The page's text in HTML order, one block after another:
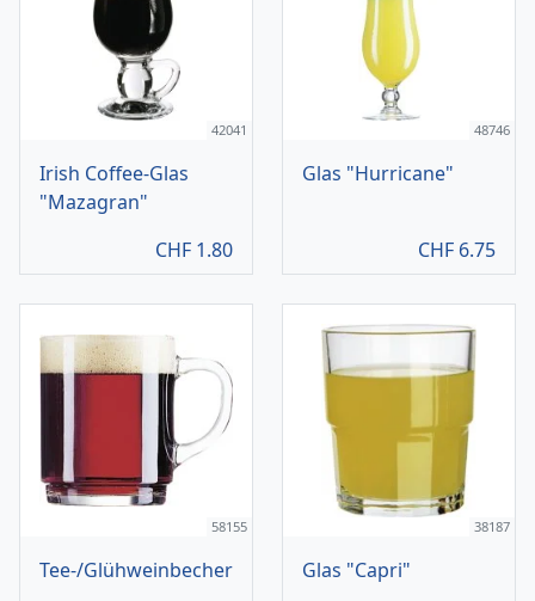
42041
Irish Coffee-Glas
"Mazagran"
CHF 1.80
48746
Glas "Hurricane"
CHF 6.75
58155
Tee-/Glühweinbecher
38187
Glas "Capri"